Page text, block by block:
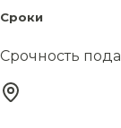
Сроки
Срочность